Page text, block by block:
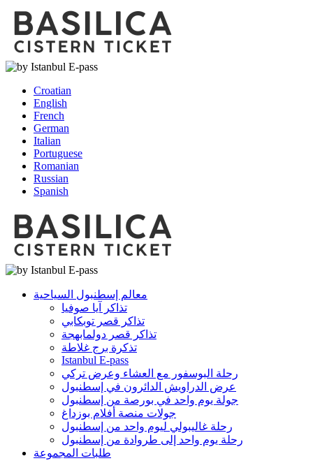
Croatian
English
French
German
Italian
Portuguese
Romanian
Russian
Spanish
معالم إسطنبول السياحية
تذاكر آيا صوفيا
تذاكر قصر توبكابي
تذاكر قصر دولمابهجة
تذكرة برج غلاطة
Istanbul E-pass
رحلة البوسفور مع العشاء وعرض تركي
عرض الدراويش الدائرون في إسطنبول
جولة يوم واحد في بورصة من إسطنبول
جولات منصة أفلام بوزداغ
رحلة غاليبولي ليوم واحد من إسطنبول
رحلة يوم واحد إلى طروادة من إسطنبول
طلبات المجموعة